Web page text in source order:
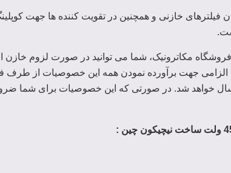
فیلترهای خازنی و همچنین در تقویت کننده ها جهت
مکاترونیک، شما می توانید در صورت لزوم
جهت برآورده نمودن همه این خصوصیات از طرف
خواهد شد. در صورتی که این خصوصیات برای شما
: